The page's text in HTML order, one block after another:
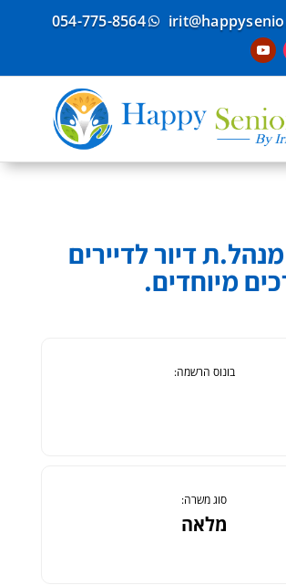

054-775-8564
דיור לדיירים
מיוחדים.
בונוס הרשמה:
סוג משרה:
מלאה